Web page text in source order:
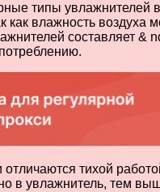
типы увлажнителей
как влажность воздуха
составляет &
отличаются тихой
в увлажнитель, тем